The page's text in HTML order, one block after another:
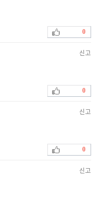
0
신고
0
신고
0
신고